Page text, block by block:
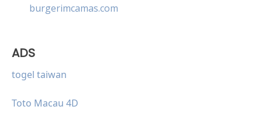
burgerimcamas.com
ADS
togel taiwan
Toto Macau 4D